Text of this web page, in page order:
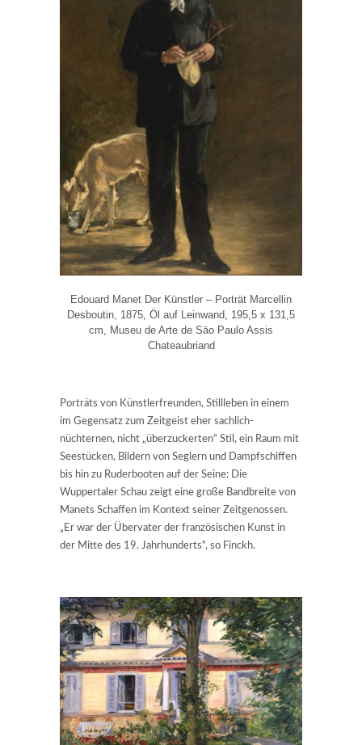
Edouard Manet Der Künstler – Porträt Marcellin
Desboutin, 1875, Öl auf Leinwand, 195,5 x 131,5
cm, Museu de Arte de Sāo Paulo Assis
Chateaubriand
Porträts von Künstlerfreunden, Stillleben in einem
im Gegensatz zum Zeitgeist eher sachlich-
nüchternen, nicht „überzuckerten“ Stil, ein Raum mit
Seestücken, Bildern von Seglern und Dampfschiffen
bis hin zu Ruderbooten auf der Seine: Die
Wuppertaler Schau zeigt eine große Bandbreite von
Manets Schaffen im Kontext seiner Zeitgenossen.
„Er war der Übervater der französischen Kunst in
der Mitte des 19. Jahrhunderts“, so Finckh.